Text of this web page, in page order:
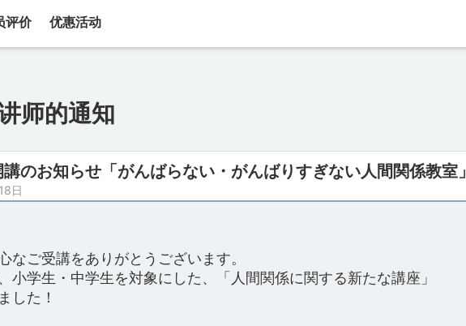
评价 优惠活动
师的通知
のお知らせ「がんばらない・がんばりすぎない人間関係教室」
日
なご受講をありがとうございます。
小学生・中学生を対象にした、「人間関係に関する新たな講座」
した！